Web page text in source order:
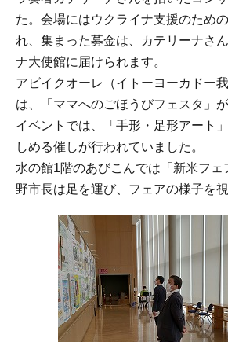
た。会場にはウクライナ支援のため
れ、集まった募金は、カテリーナさ
ナ大使館に届けられます。
アビイクオーレ（イトーヨーカドー
は、「ママへのごほうびフェスタ」
イベントでは、「手形・足形アート
しめる催しが行われていました。
水の館1階のあびこんでは「新米フェ
野市長は足を運び、フェアの様子を視